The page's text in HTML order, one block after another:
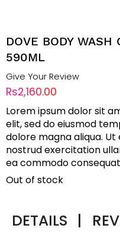
DOVE BODY WASH
590ML
Give Your Review
Rs2,160.00
Lorem ipsum dolor sit
elit, sed do eiusmod
dolore magna aliqua. Ut
nostrud exercitation
ea commodo
Out of stock
DETAILS |